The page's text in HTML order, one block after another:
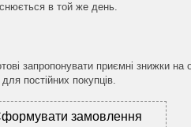
в той же день.
запропонувати приємні знижки
постійних покупців.
замовлення